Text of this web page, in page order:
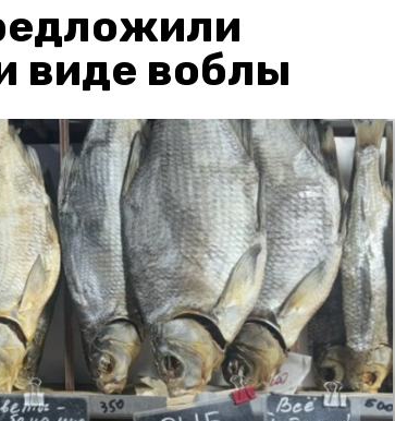
виде воблы